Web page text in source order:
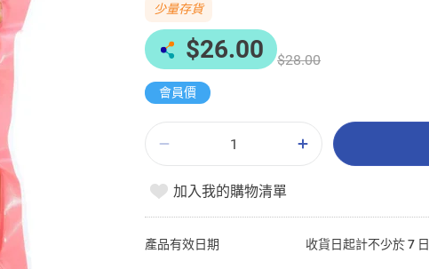
$26.00 $28.00
少量存貨
會員價
加入我的購物清單
產品有效日期 收貨日起計不少於 7 日